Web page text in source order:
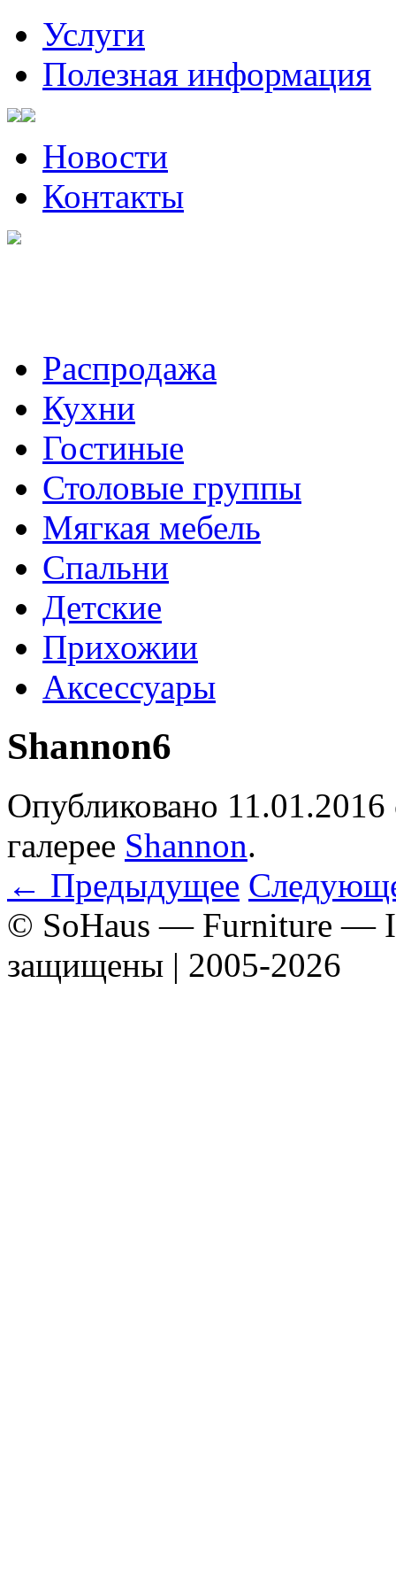
Услуги
Полезная информация
Новости
Контакты
Распродажа
Кухни
Гостиные
Столовые группы
Мягкая мебель
Спальни
Детские
Прихожии
Аксессуары
Shannon6
Опубликовано 11.01.2016
галерее Shannon.
← Предыдущее
© SoHaus — Furniture —
защищены | 2005-2026